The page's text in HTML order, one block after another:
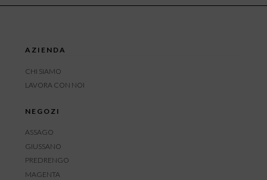
AZIENDA
CHI SIAMO
LAVORA CON NOI
NEGOZI
ASSAGO
GIUSSANO
PREDRENGO
MAGENTA